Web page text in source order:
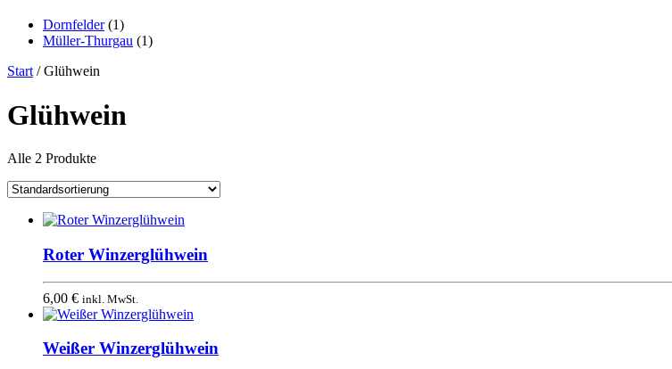
Dornfelder (1)
Müller-Thurgau (1)
Start / Glühwein
Glühwein
Alle 2 Produkte
Roter Winzerglühwein
6,00 € inkl. MwSt.
Weißer Winzerglühwein